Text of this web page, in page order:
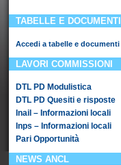
TABELLE E DOCUMENTI
Accedi a tabelle e documenti
LAVORI COMMISSIONI
DTL PD Modulistica
DTL PD Quesiti e risposte
Inail – Informazioni locali
Inps – Informazioni locali
Pari Opportunità
NEWS ANCL